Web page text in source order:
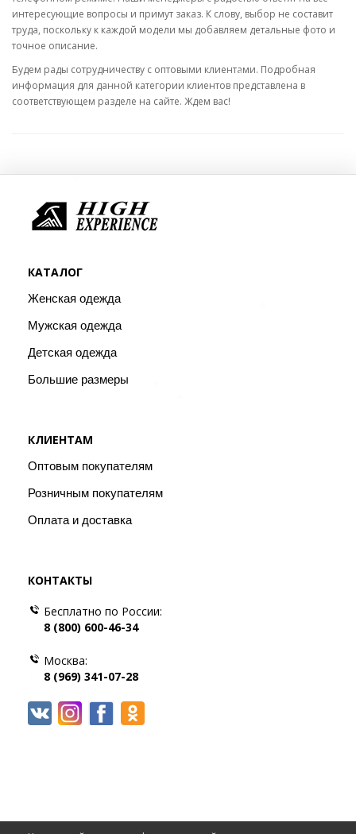
интересующие вопросы и примут заказ. К слову, выбор не составит
труда, поскольку к каждой модели мы добавляем детальные фото и
точное описание.
Будем рады сотрудничеству с оптовыми клиентами. Подробная
информация для данной категории клиентов представлена в
соответствующем разделе на сайте. Ждем вас!
КАТАЛОГ
Женская одежда
Мужская одежда
Детская одежда
Большие размеры
КЛИЕНТАМ
Оптовым покупателям
Розничным покупателям
Оплата и доставка
КОНТАКТЫ
Бесплатно по России:
8 (800) 600-46-34
Москва:
8 (969) 341-07-28